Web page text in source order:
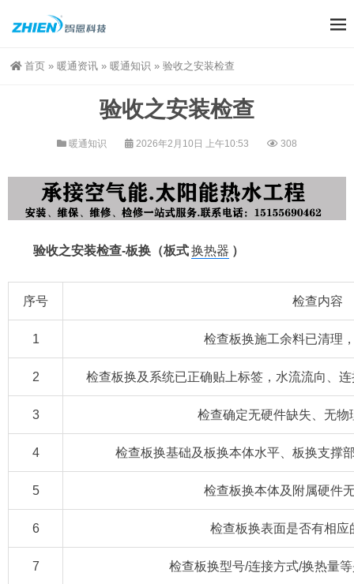
首页 » 暖通资讯 » 暖通知识 » 验收之安装检查
验收之安装检查
暖通知识 2026年2月10日 上午10:53 308
验收之安装检查-板换（板式换热器 ）
序号 检查内容
1 检查板换施工余料已清理
2 检查板换及系统已正确贴上标签，水流流向、
3 检查确定无硬件缺失、无物
4 检查板换基础及板换本体水平、板换支撑
5 检查板换本体及附属硬件
6 检查板换表面是否有相应
7 检查板换型号/连接方式/换热量